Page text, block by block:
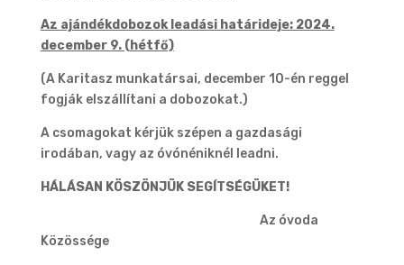
Az ajándékdobozok leadási határideje: 2024.
december 9. (hétfő)
(A Karitasz munkatársai, december 10-én reggel
fogják elszállítani a dobozokat.)
A csomagokat kérjük szépen a gazdasági
irodában, vagy az óvónéniknél leadni.
HÁLÁSAN KÖSZÖNJÜK SEGÍTSÉGÜKET!
Az óvoda
Közössége